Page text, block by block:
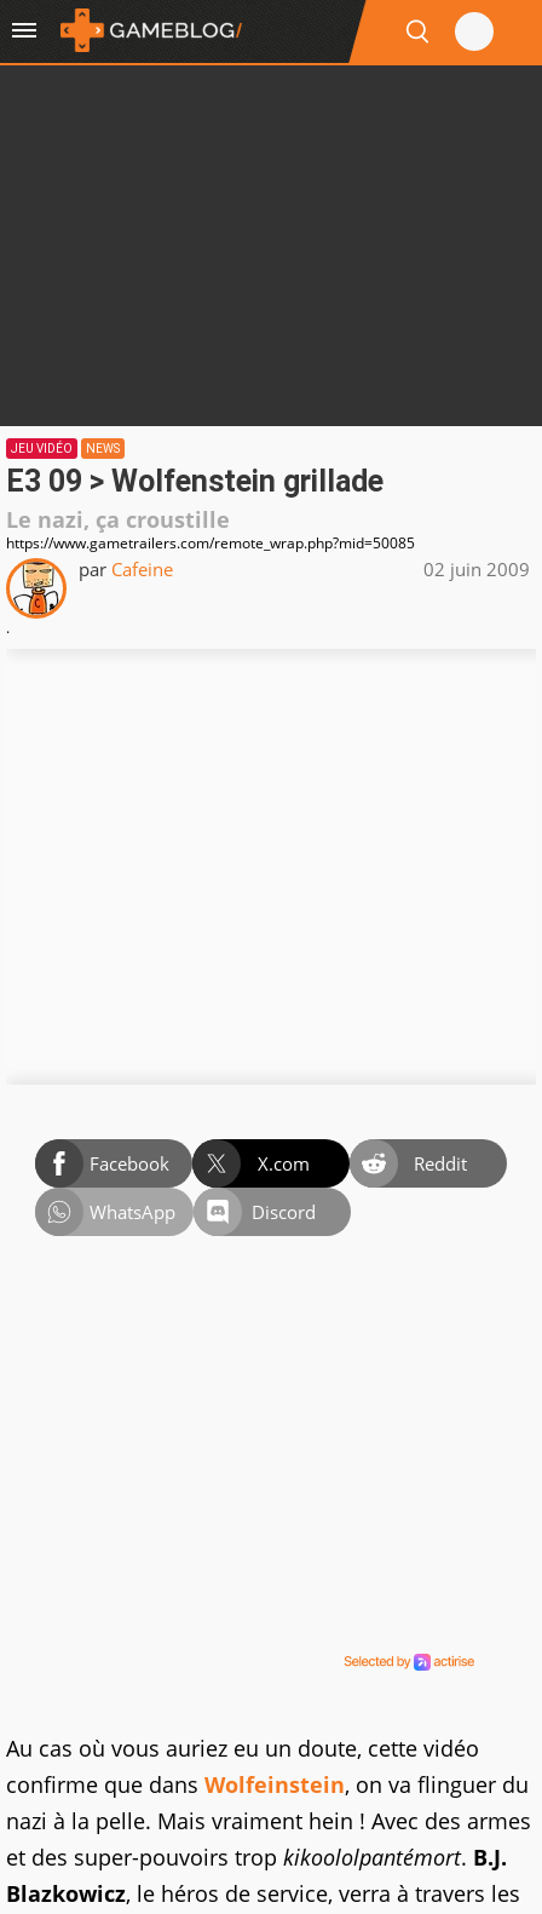
JEU VIDÉO NEWS
E3 09 > Wolfenstein grillade
Le nazi, ça croustille
https://www.gametrailers.com/remote_wrap.php?mid=50085
par Cafeine 02 juin 2009
.
Facebook X.com
Reddit
WhatsApp
Discord
Au cas où vous auriez eu un doute, cette vidéo
confirme que dans Wolfeinstein, on va flinguer du
nazi à la pelle. Mais vraiment hein ! Avec des armes
et des super-pouvoirs trop kikoololpantémort. B.J.
Blazkowicz, le héros de service, verra à travers les